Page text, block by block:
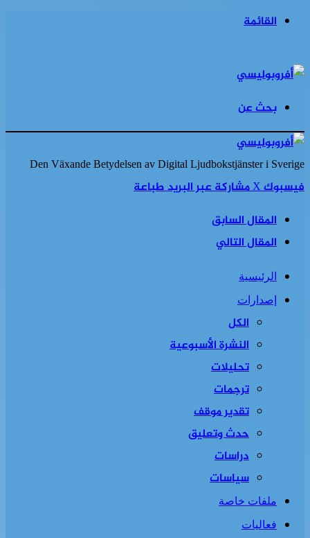
القائمة
بحث عن
Den Växande Betydelsen av Digital Ljudbokstjänster i Sverige
فيسبوك‫Xمشاركة عبر البريدطباعة
المقال السابق
المقال التالي
الرئيسية
إصدارات
الكل
النشرة الأسبوعية
تحليلات
ترجمات
تقدير موقف
حدث وتعليق
دراسات
سياسات
ملفات خاصة
فعاليات